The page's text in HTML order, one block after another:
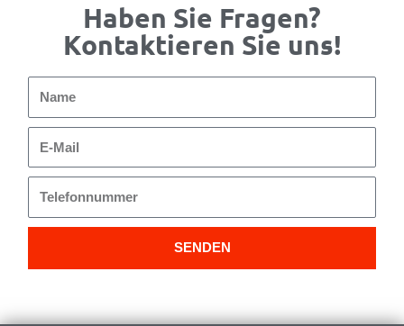
Haben Sie Fragen?
Kontaktieren Sie uns!
Mail
SENDEN